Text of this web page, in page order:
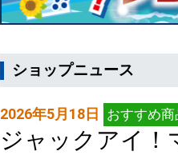
ショップニュース
2026年5月18日 おすすめ商
ジャックアイ！